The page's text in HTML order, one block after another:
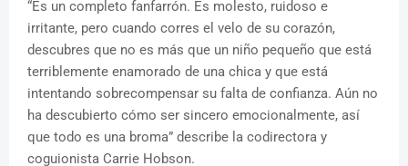
“Es un completo fanfarrón. Es molesto, ruidoso e
irritante, pero cuando corres el velo de su corazón,
descubres que no es más que un niño pequeño que está
terriblemente enamorado de una chica y que está
intentando sobrecompensar su falta de confianza. Aún no
ha descubierto cómo ser sincero emocionalmente, así
que todo es una broma” describe la codirectora y
coguionista Carrie Hobson.